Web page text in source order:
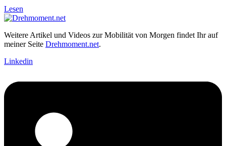
Lesen
Weitere Artikel und Videos zur Mobilität von Morgen findet Ihr auf
meiner Seite Drehmoment.net.
Linkedin